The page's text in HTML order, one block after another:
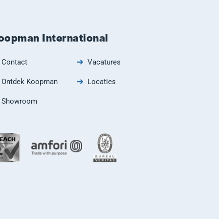
International
Contact Vacatures
Ontdek Koopman Locaties
Showroom